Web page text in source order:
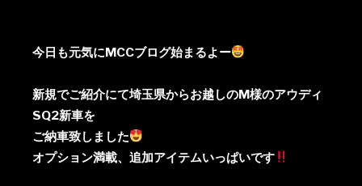
今日も元気にMCCブログ始まるよー
新規でご紹介にて埼玉県からお越しのM様のアウディ
SQ2新車を
ご納車致しました
オプション満載、追加アイテムいっぱいです